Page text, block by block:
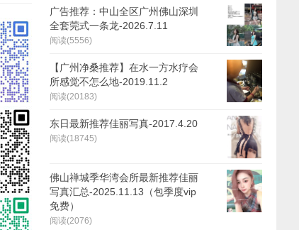
广告推荐：中山全区广州佛山深圳
全套莞式一条龙-2026.7.11
阅读(5556)
【广州净桑推荐】在水一方水疗会
所感觉不怎么地-2019.11.2
阅读(20183)
东日最新推荐佳丽写真-2017.4.20
阅读(18745)
佛山禅城季华湾会所最新推荐佳丽
写真汇总-2025.11.13（包季度vip
免费）
阅读(2076)